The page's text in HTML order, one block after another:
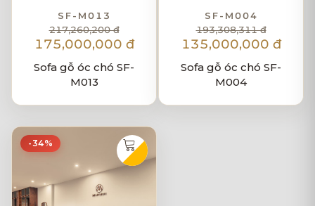
SF-M013
217,260,200 đ
175,000,000 đ
Sofa gỗ óc chó SF-
M013
SF-M004
193,308,311 đ
135,000,000 đ
Sofa gỗ óc chó SF-
M004
-34%